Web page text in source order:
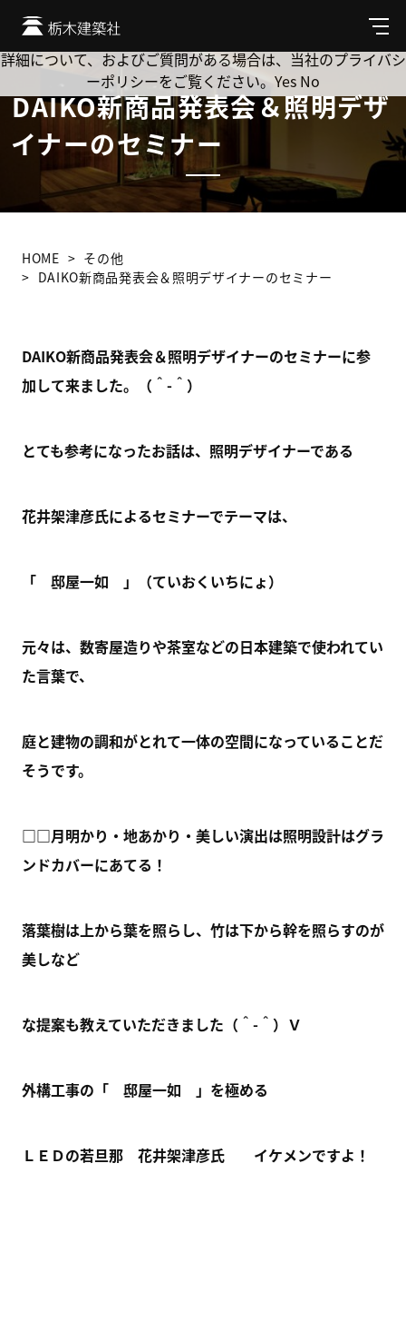
メ
ニ
ュ
DAIKO新商品発表会＆照明デザ
イナーのセミナー
HOME
その他
DAIKO新商品発表会＆照明デザイナーのセミナー
DAIKO新商品発表会＆照明デザイナーのセミナーに参
加して来ました。（＾-＾）
とても参考になったお話は、照明デザイナーである
花井架津彦氏によるセミナーでテーマは、
「 邸屋一如 」（ていおくいちにょ）
元々は、数寄屋造りや茶室などの日本建築で使われてい
た言葉で、
庭と建物の調和がとれて一体の空間になっていることだ
そうです。
□□月明かり・地あかり・美しい演出は照明設計はグラ
ンドカバーにあてる！
落葉樹は上から葉を照らし、竹は下から幹を照らすのが
美しなど
な提案も教えていただきました（＾-＾）Ｖ
外構工事の「 邸屋一如 」を極める
ＬＥＤの若旦那 花井架津彦氏 イケメンですよ！
Cookie を使用して、お客様の活動を追跡してもよろしいです
か? 当社ではお客様のプライバシーを極めて重視しています。
詳細について、およびご質問がある場合は、当社のプライバシ
ーポリシーをご覧ください。 Yes No